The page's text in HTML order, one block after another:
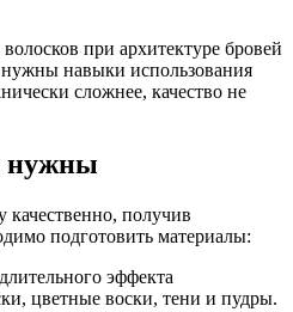
при архитектуре бровей
навыки использования
сложнее, качество не
нужны
получив
подготовить материалы:
эффекта
цветные воски, тени и пудры.